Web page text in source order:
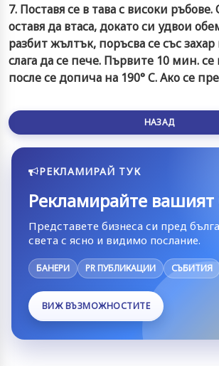
7. Поставя се в тава с високи
оставя да втаса, докато си удвои
разбит жълтък, поръсва се със
слага да се пече. Първите 10 мин. се
после се допича на 190° C. Ако се
НАЗАД
РЕКЛАМИРАЙ ТУК
Рекламирайте вашият
Представете бизнеса си пред
света с ясно и видимо послание.
БАНЕРИ PR ПУБЛИКАЦИИ СЪБИТИЯ
ВИЖ ВЪЗМОЖНОСТИТЕ